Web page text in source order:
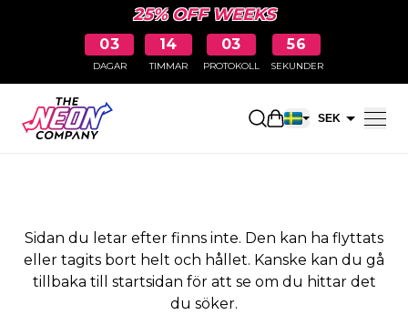
25% OFF WEEKS
03
DAGAR
14
TIMMAR
03
PROTOKOLL
55
SEKUNDER
ÖppnaSEK
SIDAN HITTADES INTE
Sidan du letar efter finns inte. Den kan ha flyttats
eller tagits bort helt och hållet. Kanske kan du gå
tillbaka till startsidan för att se om du hittar det
du söker.